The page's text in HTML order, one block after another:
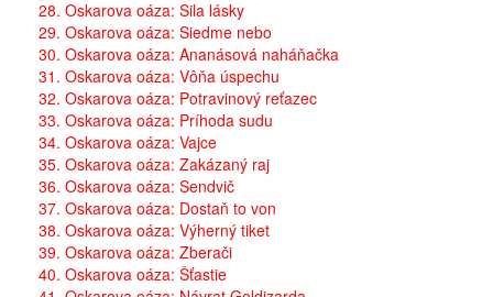
28. Oskarova oáza: Sila lásky
29. Oskarova oáza: Siedme nebo
30. Oskarova oáza: Ananásová naháňačka
31. Oskarova oáza: Vôňa úspechu
32. Oskarova oáza: Potravinový reťazec
33. Oskarova oáza: Príhoda sudu
34. Oskarova oáza: Vajce
35. Oskarova oáza: Zakázaný raj
36. Oskarova oáza: Sendvič
37. Oskarova oáza: Dostaň to von
38. Oskarova oáza: Výherný tiket
39. Oskarova oáza: Zberači
40. Oskarova oáza: Šťastie